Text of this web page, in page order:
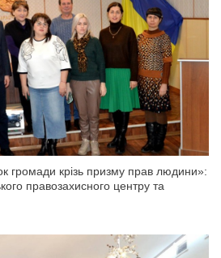
громади крізь призму прав людини»:
правозахисного центру та